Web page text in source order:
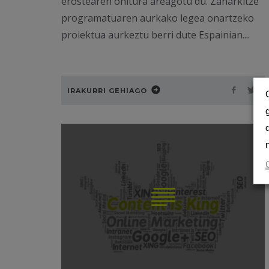
programatuaren aurkako legea onartzeko
proiektua aurkeztu berri dute Espainian....
IRAKURRI GEHIAGO